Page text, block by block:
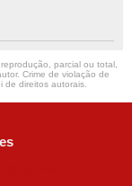
parcial ou total,
Crime de violação de
de direitos autorais.